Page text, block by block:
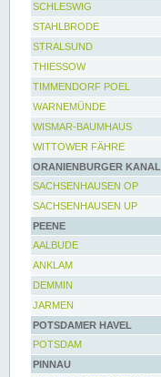
SCHLESWIG
STAHLBRODE
STRALSUND
THIESSOW
TIMMENDORF POEL
WARNEMÜNDE
WISMAR-BAUMHAUS
WITTOWER FÄHRE
ORANIENBURGER KANAL
SACHSENHAUSEN OP
SACHSENHAUSEN UP
PEENE
AALBUDE
ANKLAM
DEMMIN
JARMEN
POTSDAMER HAVEL
POTSDAM
PINNAU